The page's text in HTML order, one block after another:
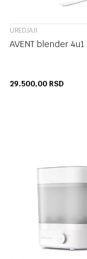
UREDJAJI
AVENT blender 4u1
29.500,00 RSD